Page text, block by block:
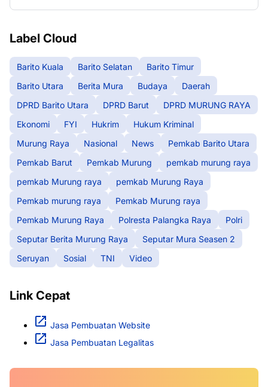
Label Cloud
Barito Kuala Barito Selatan
Barito Timur
Barito Utara
Berita Mura Budaya
Daerah
DPRD Barito Utara
DPRD Barut
DPRD MURUNG RAYA
Ekonomi
FYI Hukrim
Hukum Kriminal
Murung Raya
Nasional News
Pemkab Barito Utara
Pemkab Barut
Pemkab Murung
pemkab murung raya
pemkab Murung raya
pemkab Murung Raya
Pemkab murung raya
Pemkab Murung raya
Pemkab Murung Raya
Polresta Palangka Raya
Polri
Seputar Berita Murung Raya
Seputar Mura Seasen 2
Seruyan
Sosial TNI Video
Link Cepat
Jasa Pembuatan Website
Jasa Pembuatan Legalitas